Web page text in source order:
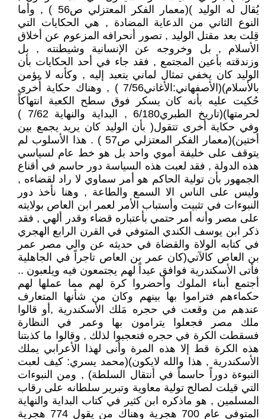
يُقال له الوليد )(معمار الفكر المعتزلي ص56 ) , وأما
النوع الثاني من الدعاية المضادة , هي الحكايات التي
قِلت بعد مقتل الوليد , تصور أنحرافه المزعوم عن أخلاق
الأسلام , بل وخروجه عن الإنسانية وشيطنته , بل
وزندقته بأعين المجتمع , فقد جاء في أحد الحكايات بأن
الوليد كان يخفي تمثال لماني يتعبد إليه , وكأنه لا يؤمن
بالأسلام)(الأصفهاني:الأغاني7/56 ) , وهناك حكاية أُخرى
حُكيت عليه بأنه كان يسكر فوق سطح الكعبة انتهاكاً
لحرمتها)(تاريخ الطبري6/180 , البداية والنهاية 7/62 )
وفي حكاية أخرى تتقول( بأن الوليد كان يريد يجمع بين
أختين)(معمار الفكر المعتزلي ص57 ) . هذا الأسلوب لم
يتوقف على خليفة أموي واحد بل هو خط عام لسياسي
هذه الدولة , فقد لعبت هذه السياسة دور حاسم في أقناع
الجمهور بأن تولية الحاكم هو أمر سماوي لا راد لقضاءه ,
وليس على الناس الا السمع والطاعة , وهنا نأخذ دور
النبوءات في تثبيت وأستباب الأمر لعمر ابن العاص بولايته
على مصر وأنه أمر حتمي بأعتباره قضاء وقدر ألهي , فقد
ذكر ابن يوسف الكندي المتوفي في القرن الرابع الهجري
في كتابه الولاة والقضاة في حديثه عن والي مصر عمر
بن العاص كالآتي(كان عمر بن العاص تاجراً في الجاهلية
فأتى الأسكندرية فوافق عيداً لهم يجتمعون فيه ويلعبون ..
أجتمع أبناء الملوك وأحضروا كرة لهم مما عملها لهم
حكماءهم فتراموا بها بينهم وكان من شأنها المتعارف
عندهم من وقعت في حجره مَلك الأسكندرية ,أو قالوا
ملك مصر فجعلوا يترامون بها وعمر في النظارة
فسقطت الكرة في حجره فتعجبوا لذلك , وقالوا ما كذبتنا
هذه الكرة قط إلا هذه المرة وأنى لهذا الأعرابي يملك
الأسكندرية , هذا والله لايكون)(محمد يسري: كيف لعبت
النبوءة دوراً حاسماً في أنتقال السلطة) , ومن النبوءات
التي قيلت لصالح تولية معاوية وتبرير سلطانه على رقاب
المسلمين , هو ماذكره ابن كثير في كتاب البداية والنهاية
المتوفي عام 700 هجرية وهناك من يقول 774 هجرية